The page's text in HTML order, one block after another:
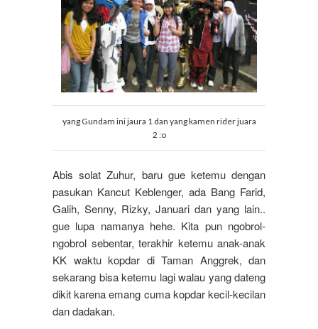
yang Gundam ini jaura 1 dan yang kamen rider juara
2 :o
Abis solat Zuhur, baru gue ketemu dengan
pasukan Kancut Keblenger, ada Bang Farid,
Galih, Senny, Rizky, Januari dan yang lain..
gue lupa namanya hehe. Kita pun ngobrol-
ngobrol sebentar, terakhir ketemu anak-anak
KK waktu kopdar di Taman Anggrek, dan
sekarang bisa ketemu lagi walau yang dateng
dikit karena emang cuma kopdar kecil-kecilan
dan dadakan.